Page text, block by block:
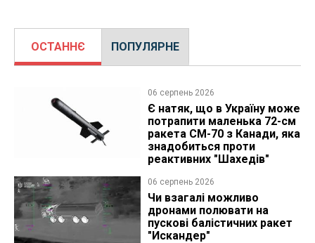
ОСТАННЄ ПОПУЛЯРНЕ
06 серпень 2026
Є натяк, що в Україну може
потрапити маленька 72-см
ракета CM-70 з Канади, яка
знадобиться проти
реактивних "Шахедів"
06 серпень 2026
Чи взагалі можливо
дронами полювати на
пускові балістичних ракет
"Искандер"